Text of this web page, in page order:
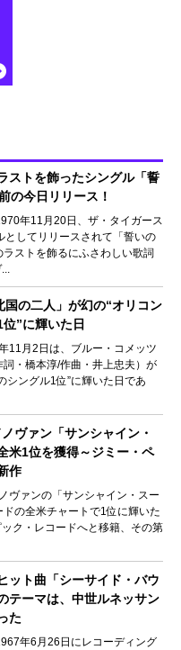
ストを飾ったシングル「誓
の今日リリース！
年11月20日、ザ・タイガース
としてリリースされて「誓いの
ストを飾るにふさわしい歌詞
国の二人」が幻の“オリコン
”に輝いた日
11月2日は、ブルー・コメッツ
・橋本淳/作曲・井上忠夫）が
シングル1位”に輝いた日であ
ヴァン「サンシャイン・
米1位を獲得～ジミー・ペ
作
ヴァンの「サンシャイン・スー
の全米チャートで1位に輝いた
ク・レコードへと移籍、その第
ット曲「シーサイド・バウ
テーマは、中世ルネッサン
た
年6月26日にレコーディング